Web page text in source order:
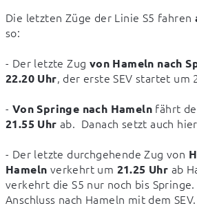
Die letzten Züge der Linie S5 fahren
so:
- Der letzte Zug von Hameln nach
22.20 Uhr, der erste SEV startet um
- Von Springe nach Hameln
21.55 Uhr ab.  Danach setzt auch
- Der letzte durchgehende Zug von
Hameln verkehrt um 21.25 Uhr ab
verkehrt die S5 nur noch bis
Anschluss nach Hameln mit dem SEV.